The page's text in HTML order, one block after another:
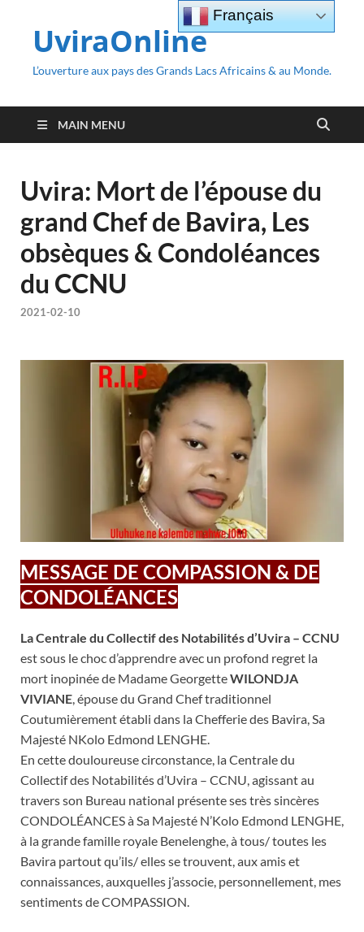
UviraOnline
L’ouverture aux pays des Grands Lacs Africains & au Monde.
MAIN MENU
Uvira: Mort de l’épouse du
grand Chef de Bavira, Les
obsèques & Condoléances
du CCNU
2021-02-10
MESSAGE DE COMPASSION & DE
CONDOLÉANCES
La Centrale du Collectif des Notabilités d’Uvira – CCNU
est sous le choc d’apprendre avec un profond regret la
mort inopinée de Madame GeorgetteWILONDJA
VIVIANE , épouse du Grand Chef traditionnel
Coutumièrement établi dans la Chefferie des Bavira, Sa
Majesté NKolo Edmond LENGHE.
En cette douloureuse circonstance, la Centrale du
Collectif des Notabilités d’Uvira – CCNU, agissant au
travers son Bureau national présente ses très sincères
CONDOLÉANCES à Sa Majesté N’Kolo Edmond LENGHE,
à la grande famille royale Benelenghe, à tous/ toutes les
Bavira partout qu’ils/ elles se trouvent, aux amis et
connaissances, auxquelles j’associe, personnellement, mes
sentiments de COMPASSION.
Français